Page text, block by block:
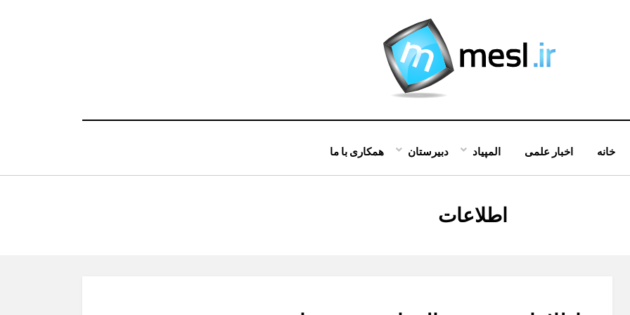
خانه اخبار علمی المپیاد دبیرستان همکاری با ما
برچسب
:
اطلاعات